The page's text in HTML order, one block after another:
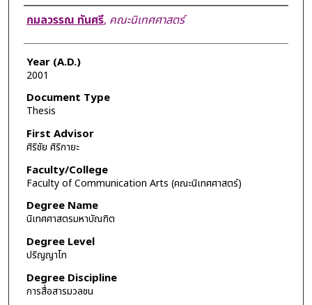
Author
กมลวรรณ ทันศรี, คณะนิเทศศาสตร์
Year (A.D.)
2001
Document Type
Thesis
First Advisor
ศิริชัย ศิริกายะ
Faculty/College
Faculty of Communication Arts (คณะนิเทศศาสตร์)
Degree Name
นิเทศศาสตรมหาบัณฑิต
Degree Level
ปริญญาโท
Degree Discipline
การสื่อสารมวลชน